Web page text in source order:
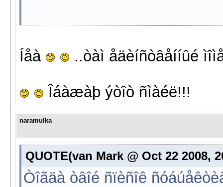
Íåà ..òàì åäèíñòâåííûé
Îáàæàþ ýòîò ñìàéë!!!
naramulka
QUOTE(van Mark @ Oct 22 2008,
Òîãäà òâîé ñïèñîê